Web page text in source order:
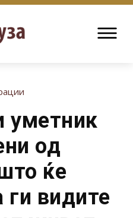
уметник
од
ќе
ги видите